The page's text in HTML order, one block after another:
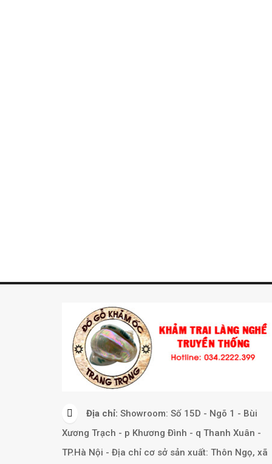
Địa chỉ: Showroom: Số 15D - Ngõ 1 - Bùi
Xương Trạch - p Khương Đình - q Thanh Xuân -
TP.Hà Nội - Địa chỉ cơ sở sản xuất: Thôn Ngọ, xã